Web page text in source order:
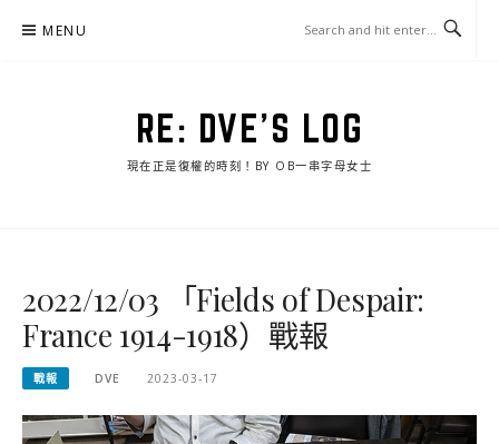
MENU
RE: DVE'S LOG
現在正是復權的時刻！BY OB一串字母女士
2022/12/03 「Fields of Despair:
France 1914-1918）戰報
戰報 DVE 2023-03-17